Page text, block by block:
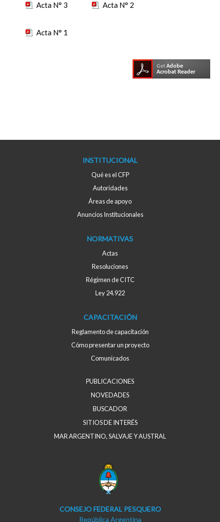
Acta N° 3 Acta N° 2
Acta N° 1
INSTITUCIONAL
Qué es el CFP
Autoridades
Áreas de apoyo
Anuncios Institucionales
NORMATIVAS
Actas
Resoluciones
Régimen de CITC
Ley 24.922
CAPACITACIÓN
Reglamento de capacitación
Cómo presentar un proyecto
Comunicados
PUBLICACIONES
NOVEDADES
BUSCADOR
SITIOS DE INTERÉS
MAR ARGENTINO, SALVAJE Y AUSTRAL
CONSEJO FEDERAL PESQUERO
República Argentina